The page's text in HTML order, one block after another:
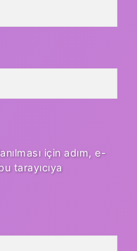
için adım, e-
tarayıcıya